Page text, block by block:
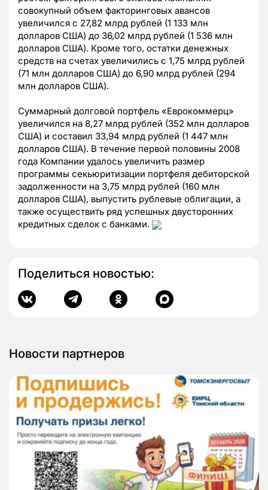
совокупный объем факторинговых авансов
увеличился с 27,82 млрд рублей (1 133 млн
долларов США) до 36,02 млрд рублей (1 536 млн
долларов США). Кроме того, остатки денежных
средств на счетах увеличились с 1,75 млрд рублей
(71 млн долларов США) до 6,90 млрд рублей (294
млн долларов США).
Суммарный долговой портфель «Еврокоммерц»
увеличился на 8,27 млрд рублей (352 млн долларов
США) и составил 33,94 млрд рублей (1 447 млн
долларов США). В течение первой половины 2008
года Компании удалось увеличить размер
программы секьюритизации портфеля дебиторской
задолженности на 3,75 млрд рублей (160 млн
долларов США), выпустить рублевые облигации, а
также осуществить ряд успешных двусторонних
кредитных сделок с банками.
Поделиться новостью:
Новости партнеров